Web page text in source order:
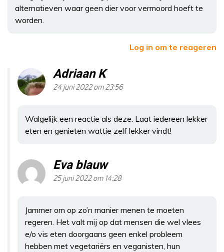
alternatieven waar geen dier voor vermoord hoeft te
worden.
Log in om te reageren
Adriaan K
24 juni 2022 om 23:56
Walgelijk een reactie als deze. Laat iedereen lekker
eten en genieten wattie zelf lekker vindt!
Eva blauw
25 juni 2022 om 14:28
Jammer om op zo’n manier menen te moeten
regeren. Het valt mij op dat mensen die wel vlees
e/o vis eten doorgaans geen enkel probleem
hebben met vegetariërs en veganisten, hun